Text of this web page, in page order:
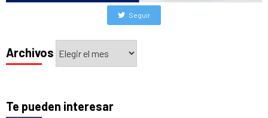
Seguir
Archivos
Archivos
Te pueden interesar